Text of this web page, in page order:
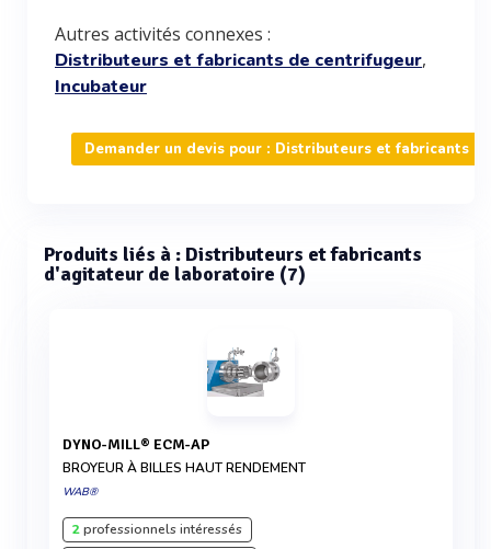
Autres activités connexes :
Distributeurs et fabricants de centrifugeur,
Incubateur
Demander un devis pour : Distributeurs et fabricants
Produits liés à : Distributeurs et fabricants
d'agitateur de laboratoire (7)
DYNO-MILL® ECM-AP
BROYEUR À BILLES HAUT RENDEMENT
WAB®
2professionnels intéressés